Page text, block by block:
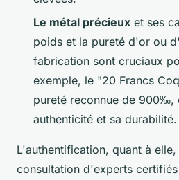
Le métal précieux et ses
poids et la pureté d'or ou
fabrication sont cruciaux
exemple, le "20 Francs
pureté reconnue de 900‰,
authenticité et sa durabilité.
L'authentification, quant à
consultation d'experts